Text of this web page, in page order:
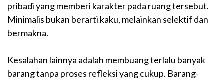
pribadi yang memberi karakter pada ruang tersebut.
Minimalis bukan berarti kaku, melainkan selektif dan
bermakna.
Kesalahan lainnya adalah membuang terlalu banyak
barang tanpa proses refleksi yang cukup. Barang-